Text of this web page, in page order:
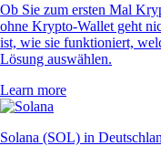
Ob Sie zum ersten Mal
ohne Krypto-Wallet geht
ist, wie sie funktioniert,
Lösung auswählen.
Learn more
Solana (SOL) in